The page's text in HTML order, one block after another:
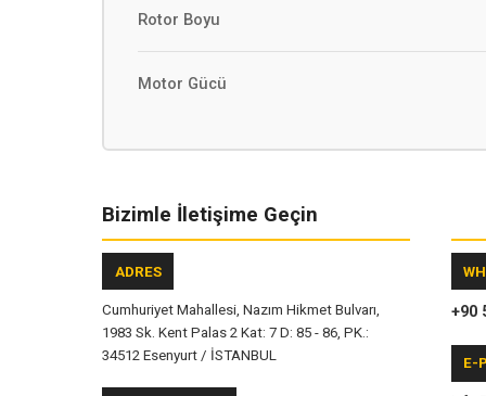
Rotor Boyu
Motor Gücü
Bizimle İletişime Geçin
ADRES
Cumhuriyet Mahallesi, Nazım Hikmet Bulvarı,
1983 Sk. Kent Palas 2 Kat: 7 D: 85 - 86, PK.:
34512 Esenyurt / İSTANBUL
+90
E-